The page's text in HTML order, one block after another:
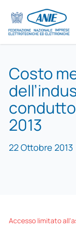
Costo
2013
22 Ottobre 2013
Accesso limitato